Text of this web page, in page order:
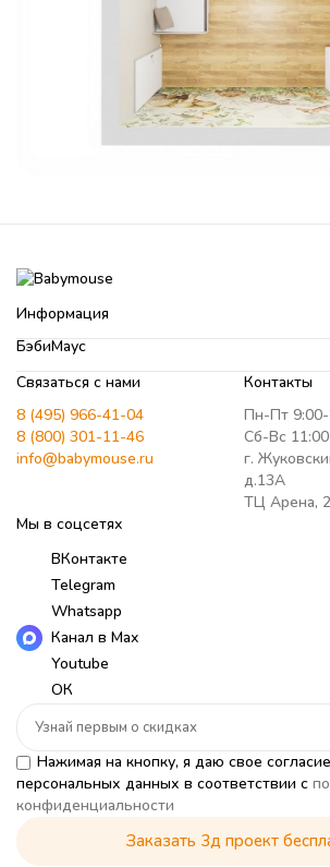
Информация
БэбиМаус
Связаться с нами
8 (495) 966-41-04
8 (800) 301-11-46
info@babymouse.ru
Контакты
Пн-Пт
Сб-Вс
г.
д.13А
ТЦ Арена,
Мы в соцсетях
ВКонтакте
Telegram
Whatsapp
Канал в Max
Youtube
ОК
Нажимая на кнопку, я даю свое
персональных данных в соответствии с
конфиденциальности
Заказать 3д проект